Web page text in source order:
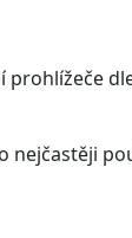
nejčastěji